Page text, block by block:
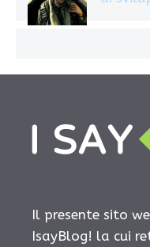
Il presente sito
IsayBlog! la cui